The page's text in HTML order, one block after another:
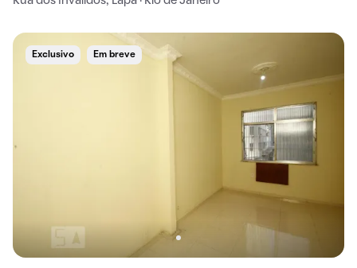
Exclusivo Em breve